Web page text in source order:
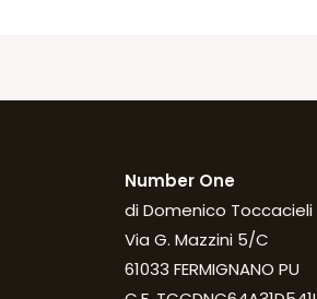
Number One
di Domenico Toccacieli
Via G. Mazzini 5/C
61033 FERMIGNANO PU